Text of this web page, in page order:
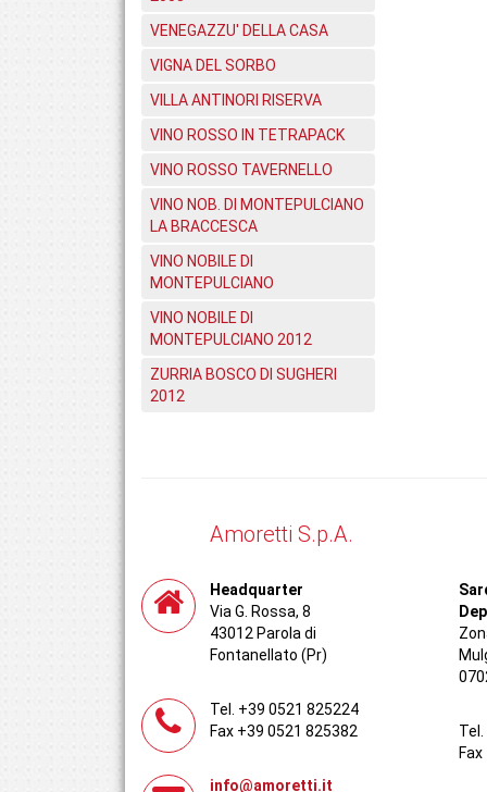
VENEGAZZU' DELLA CASA
VIGNA DEL SORBO
VILLA ANTINORI RISERVA
VINO ROSSO IN TETRAPACK
VINO ROSSO TAVERNELLO
VINO NOB. DI MONTEPULCIANO
LA BRACCESCA
VINO NOBILE DI
MONTEPULCIANO
VINO NOBILE DI
MONTEPULCIANO 2012
ZURRIA BOSCO DI SUGHERI
2012
Amoretti S.p.A.
Headquarter
Via G. Rossa, 8
43012 Parola di
Fontanellato (Pr)
Tel. +39 0521 825224
Fax +39 0521 825382
info@amoretti.it